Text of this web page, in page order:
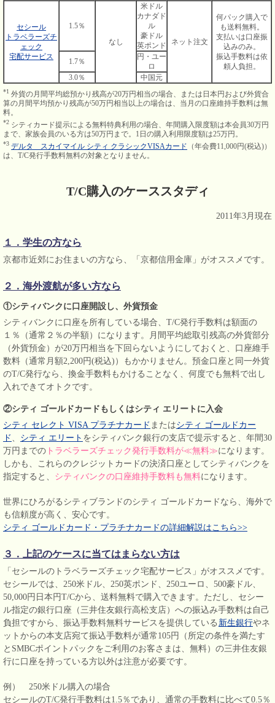
セシール
トラベラーズチ
ェック
宅配サービス
1.5％
なし
米ドル
カナダド
ル
豪ドル
英ポンド
ネット注文
何パック購入で
も送料無料。
支払いは口座振
込みのみ。
振込手数料は依
頼人負担。
1.7％
円・ユー
ロ
3.0％
中国元
*1 外貨の月間平均総預かり残高が20万円相当の場合、または日本円および外貨合
算の月間平均預かり残高が50万円相当以上の場合は、当月の口座維持手数料は無
料。
*2 シティカード提示による無料特典利用の場合、年間購入限度額は本会員30万円
まで、家族会員のいる方は50万円まで。1日の購入利用限度額は25万円。
*3 デルタ スカイマイル シティ クラシックVISAカード （年会費11,000円(税込)）
は、T/C発行手数料無料の対象となりません。
T/C購入のケーススタディ
2011年3月現在
１．学生の方なら
京都市近郊にお住まいの方なら、「京都信用金庫」がオススメです。
２．海外渡航が多い方なら
①シティバンクに口座開設し、外貨預金
シティバンクに口座を所有している場合、T/C発行手数料は額面の
１％（通常２％の半額）になります。月間平均総取引残高の外貨部分
（外貨預金）が20万円相当を下回らないようにしておくと、口座維手
数料（通常月額2,200円(税込)）もかかりません。預金口座と同一外貨
のT/C発行なら、換金手数料もかけることなく、何度でも無料で出し
入れできてオトクです。
②シティ ゴールドカードもしくはシティ エリートに入会
シティ セレクト VISA プラチナカード またはシティ ゴールドカー
ド
シティ エリート をシティバンク銀行の支店で提示すると、年間30
万円までの トラベラーズチェック発行手数料が≪無料≫になります。
しかも、これらのクレジットカードの決済口座としてシティバンクを
指定すると、 シティバンクの口座維持手数料も無料になります。
世界にひろがるシティブランドのシティ ゴールドカードなら、海外で
も信頼度が高く、安心です。
シティ ゴールドカード・プラチナカードの詳細解説はこちら>>
３．上記のケースに当てはまらない方は
「セシールのトラベラーズチェック宅配サービス」がオススメです。
セシールでは、250米ドル、250英ポンド、250ユーロ、500豪ドル、
50,000円日本円T/Cから、送料無料で購入できます。ただし、セシー
ル指定の銀行口座（三井住友銀行高松支店）への振込み手数料は自己
負担ですから、振込手数料無料サービスを提供している 新生銀行やネ
ットからの本支店宛て振込手数料が通常105円（所定の条件を満たす
とSMBCポイントパックをご利用のお客さまは、無料）の三井住友銀
行に口座を持っている方以外は注意が必要です。
例） 250米ドル購入の場合
セシールのT/C発行手数料は1.5％であり、通常の手数料に比べて0.5％